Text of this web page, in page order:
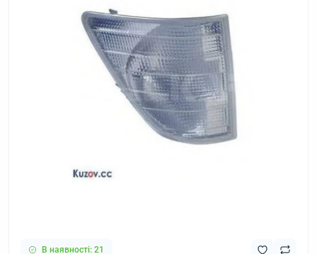
В наявності: 21